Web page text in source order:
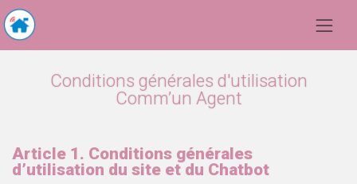
Conditions générales d'utilisation
Comm’un Agent
Article 1. Conditions générales
d’utilisation du site et du Chatbot